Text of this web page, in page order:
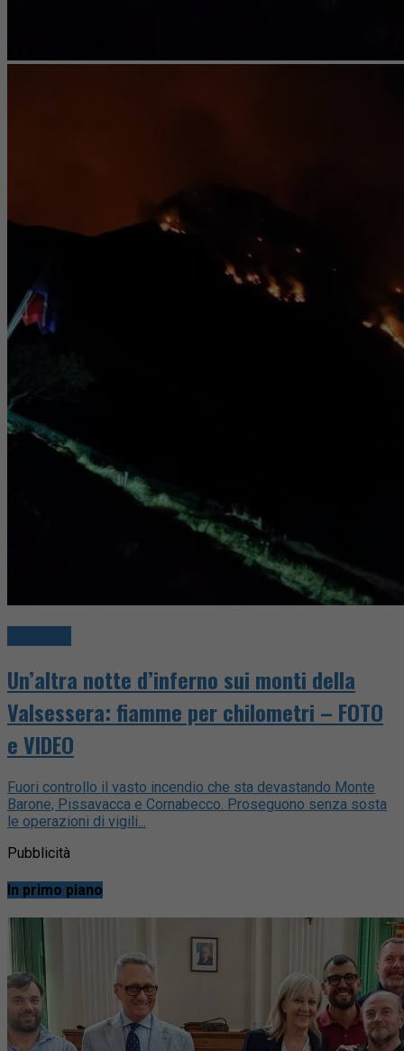
Un’altra notte d’inferno sui monti della
Valsessera: fiamme per chilometri – FOTO
e VIDEO
Fuori controllo il vasto incendio che sta devastando Monte
Barone, Pissavacca e Cornabecco. Proseguono senza sosta
le operazioni di vigili...
Pubblicità
In primo piano